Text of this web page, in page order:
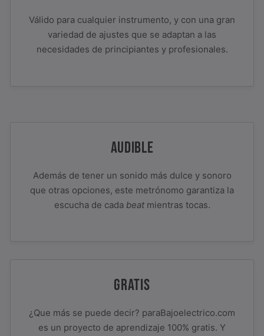
Válido para cualquier instrumento, y con una gran
variedad de ajustes que se adaptan a las
necesidades de principiantes y profesionales.
AUDIBLE
Además de tener un sonido más dulce y sonoro
que otras opciones, este metrónomo garantiza la
escucha de cada beatmientras tocas.
GRATIS
¿Que más se puede decir? paraBajoelectrico.com
es un proyecto de aprendizaje 100% gratis. Y